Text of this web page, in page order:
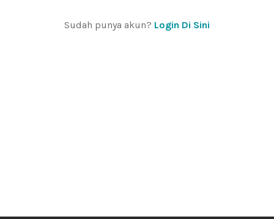
Sudah punya akun? Login Di Sini